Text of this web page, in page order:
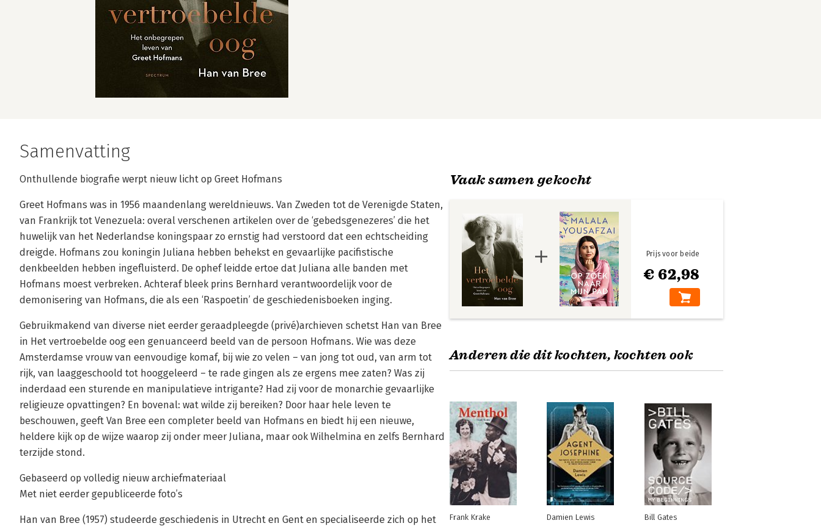
Samenvatting
Onthullende biografie werpt nieuw licht op Greet Hofmans
Greet Hofmans was in 1956 maandenlang wereldnieuws. Van Zweden tot de Verenigde Staten,
van Frankrijk tot Venezuela: overal verschenen artikelen over de ‘gebedsgenezeres’ die het
huwelijk van het Nederlandse koningspaar zo ernstig had verstoord dat een echtscheiding
dreigde. Hofmans zou koningin Juliana hebben behekst en gevaarlijke pacifistische
denkbeelden hebben ingefluisterd. De ophef leidde ertoe dat Juliana alle banden met
Hofmans moest verbreken. Achteraf bleek prins Bernhard verantwoordelijk voor de
demonisering van Hofmans, die als een ‘Raspoetin’ de geschiedenisboeken inging.
Gebruikmakend van diverse niet eerder geraadpleegde (privé)archieven schetst Han van Bree
in Het vertroebelde oog een genuanceerd beeld van de persoon Hofmans. Wie was deze
Amsterdamse vrouw van eenvoudige komaf, bij wie zo velen – van jong tot oud, van arm tot
rijk, van laaggeschoold tot hooggeleerd – te rade gingen als ze ergens mee zaten? Was zij
inderdaad een sturende en manipulatieve intrigante? Had zij voor de monarchie gevaarlijke
religieuze opvattingen? En bovenal: wat wilde zij bereiken? Door haar hele leven te
beschouwen, geeft Van Bree een completer beeld van Hofmans en biedt hij een nieuwe,
heldere kijk op de wijze waarop zij onder meer Juliana, maar ook Wilhelmina en zelfs Bernhard
terzijde stond.
Gebaseerd op volledig nieuw archiefmateriaal
Met niet eerder gepubliceerde foto’s
Han van Bree (1957) studeerde geschiedenis in Utrecht en Gent en specialiseerde zich op het
Vaak samen gekocht
€ 62,98
Prijs voor beide
Anderen die dit kochten, kochten ook
Frank Krake Damien Lewis Bill Gates